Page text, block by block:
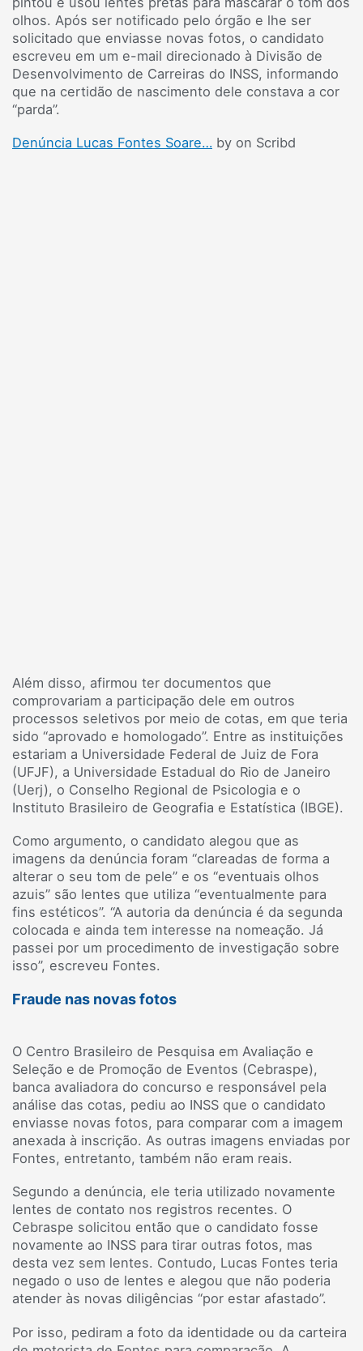
olhos. Após ser notificado pelo órgão e lhe ser
solicitado que enviasse novas fotos, o candidato
escreveu em um e-mail direcionado à Divisão de
Desenvolvimento de Carreiras do INSS, informando
que na certidão de nascimento dele constava a cor
“parda”.
Denúncia Lucas Fontes Soare… by on Scribd
Além disso, afirmou ter documentos que
comprovariam a participação dele em outros
processos seletivos por meio de cotas, em que teria
sido “aprovado e homologado”. Entre as instituições
estariam a Universidade Federal de Juiz de Fora
(UFJF), a Universidade Estadual do Rio de Janeiro
(Uerj), o Conselho Regional de Psicologia e o
Instituto Brasileiro de Geografia e Estatística (IBGE).
Como argumento, o candidato alegou que as
imagens da denúncia foram “clareadas de forma a
alterar o seu tom de pele” e os “eventuais olhos
azuis” são lentes que utiliza “eventualmente para
fins estéticos”. “A autoria da denúncia é da segunda
colocada e ainda tem interesse na nomeação. Já
passei por um procedimento de investigação sobre
isso”, escreveu Fontes.
Fraude nas novas fotos
O Centro Brasileiro de Pesquisa em Avaliação e
Seleção e de Promoção de Eventos (Cebraspe),
banca avaliadora do concurso e responsável pela
análise das cotas, pediu ao INSS que o candidato
enviasse novas fotos, para comparar com a imagem
anexada à inscrição. As outras imagens enviadas por
Fontes, entretanto, também não eram reais.
Segundo a denúncia, ele teria utilizado novamente
lentes de contato nos registros recentes. O
Cebraspe solicitou então que o candidato fosse
novamente ao INSS para tirar outras fotos, mas
desta vez sem lentes. Contudo, Lucas Fontes teria
negado o uso de lentes e alegou que não poderia
atender às novas diligências “por estar afastado”.
Por isso, pediram a foto da identidade ou da carteira